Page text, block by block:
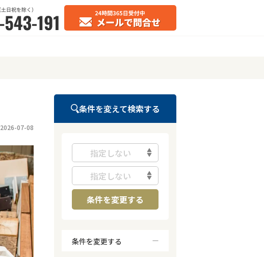
2026-07-08
条件を変えて検索する
指定しない
指定しない
条件を変更する
条件を変更する